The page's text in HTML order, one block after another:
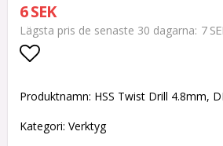
6 SEK
Lägsta pris de senaste 30 dagarna 7
Produktnamn: HSS Twist Drill 4.8mm,
Kategori: Verktyg